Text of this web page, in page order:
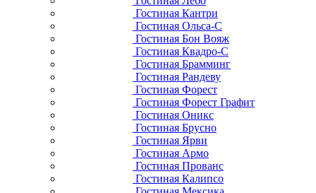
Гостиная Кантри
Гостиная Ольса-С
Гостиная Бон Вояж
Гостиная Квадро-С
Гостиная Брамминг
Гостиная Рандеву
Гостиная Форест
Гостиная Форест Графит
Гостиная Оникс
Гостиная Брусно
Гостиная Ярви
Гостиная Армо
Гостиная Прованс
Гостиная Калипсо